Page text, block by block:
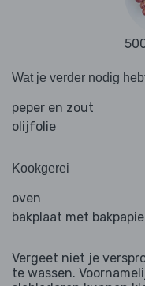
Wat je verder nodig
peper en zout
olijfolie
Kookgerei
oven
bakplaat met
Vergeet niet je
te wassen.